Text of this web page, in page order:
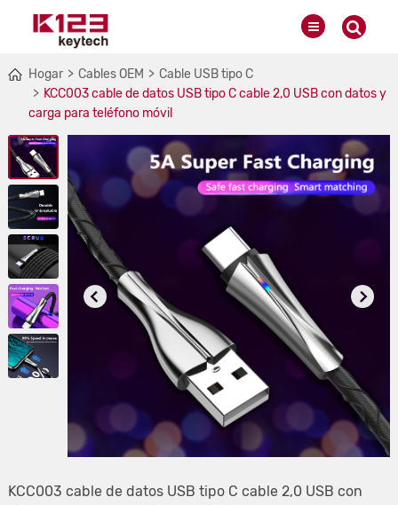
Hogar Cables OEM
Cable USB tipo C
KCC003 cable de datos USB tipo C cable 2,0 USB con datos y
carga para teléfono móvil
KCC003 cable de datos USB tipo C cable 2,0 USB con